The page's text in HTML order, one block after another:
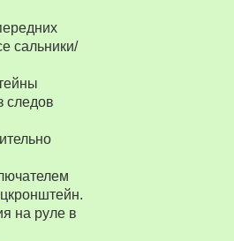
сальники/
следов
на руле в